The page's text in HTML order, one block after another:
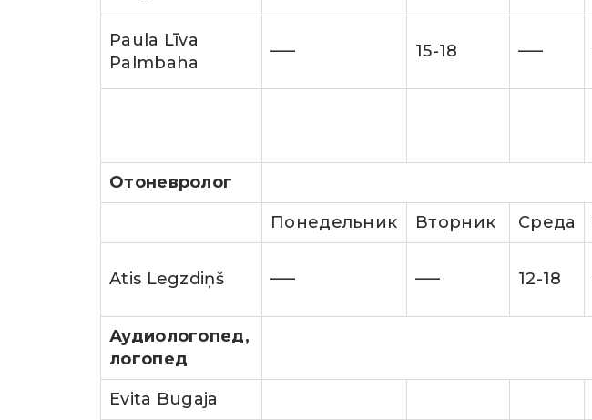
Paula Līva
Palmbaha
—– 15-18 —–
Отоневролог
Понедельник
Вторник Cреда
Atis Legzdiņš —– —– 12-18
Аудиологопед,
логопед
Evita Bugaja